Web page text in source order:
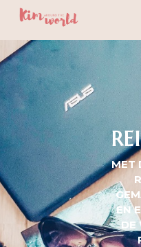
MET
EN
DE